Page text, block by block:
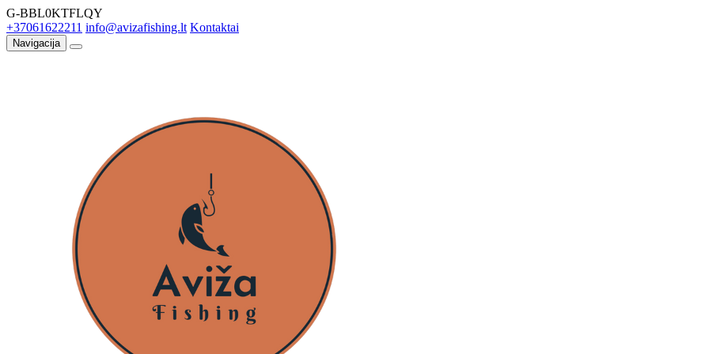
G-BBL0KTFLQY
+37061622211 info@avizafishing.lt Kontaktai
Navigacija